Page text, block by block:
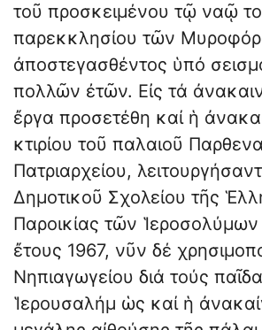
τοῦ προσκειμένου τῷ ναῷ
παρεκκλησίου τῶν
ἀποστεγασθέντος ὑπό
πολλῶν ἐτῶν. Εἰς τά
ἔργα προσετέθη καί ἡ
κτιρίου τοῦ παλαιοῦ
Πατριαρχείου,
Δημοτικοῦ Σχολείου τῆς
Παροικίας τῶν Ἱεροσολύμων
ἔτους 1967, νῦν δέ
Νηπιαγωγείου διά τούς
Ἱερουσαλήμ ὡς καί ἡ